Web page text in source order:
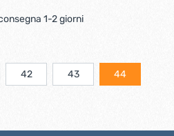
1-2 giorni
42 43 44